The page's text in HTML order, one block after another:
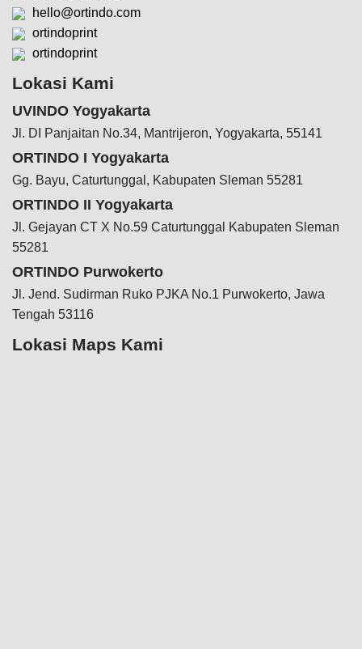
hello@ortindo.com
ortindoprint
ortindoprint
Lokasi Kami
UVINDO Yogyakarta
Jl. DI Panjaitan No.34, Mantrijeron, Yogyakarta, 55141
ORTINDO I Yogyakarta
Gg. Bayu, Caturtunggal, Kabupaten Sleman 55281
ORTINDO II Yogyakarta
Jl. Gejayan CT X No.59 Caturtunggal Kabupaten Sleman
55281
ORTINDO Purwokerto
Jl. Jend. Sudirman Ruko PJKA No.1 Purwokerto, Jawa
Tengah 53116
Lokasi Maps Kami